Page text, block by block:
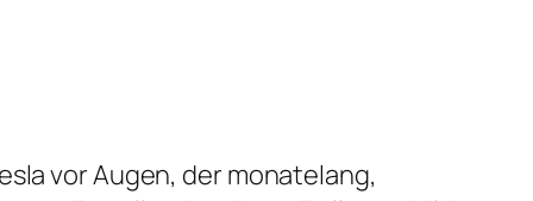
vor Augen, der monatelang,